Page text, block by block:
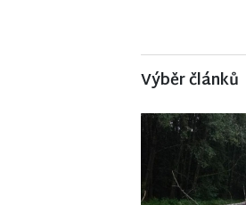
Výběr článků